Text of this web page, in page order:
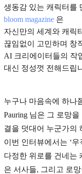
생동감 있는 캐릭터를
bloom magazine 은
자신만의 세계와 캐릭
끊임없이 고민하며 창
AI 크리에이터들의 작
대신 정성껏 전해드립
누구나 마음속에 하나
Pauring 님은 그 로망
결을 덧대어 누군가의
이번 인터뷰에서는 ‘
다정한 위로를 건네는
은 서사들, 그리고 로